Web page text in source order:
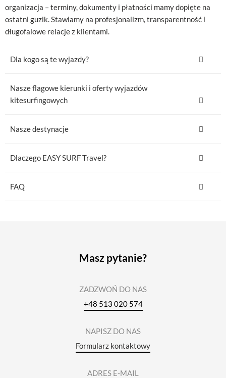
organizacja – terminy, dokumenty i płatności mamy dopięte na
ostatni guzik. Stawiamy na profesjonalizm, transparentność i
długofalowe relacje z klientami.
Dla kogo są te wyjazdy?
Nasze flagowe kierunki i oferty wyjazdów
kitesurfingowych
Nasze destynacje
Dlaczego EASY SURF Travel?
FAQ
Masz pytanie?
ZADZWOŃ DO NAS
+48 513 020 574
NAPISZ DO NAS
Formularz kontaktowy
ADRES E-MAIL